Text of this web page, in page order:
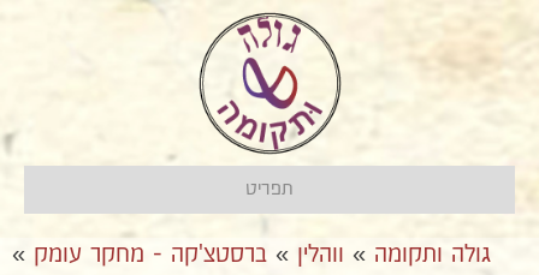
תפריט
גולה ותקומה » ווהלין » ברסטצ'קה - מחקר עומק »